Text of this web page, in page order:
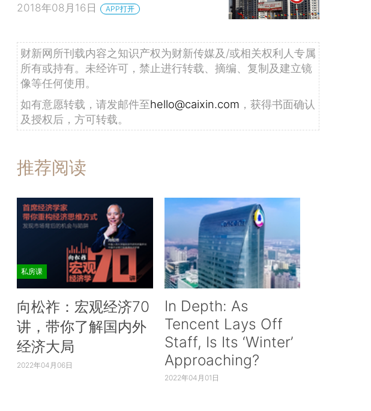
2018年08月16日 APP打开
财新网所刊载内容之知识产权为财新传媒及/或相关权利人专属
所有或持有。未经许可，禁止进行转载、摘编、复制及建立镜
像等任何使用。
如有意愿转载，请发邮件至hello@caixin.com ，获得书面确认
及授权后，方可转载。
推荐阅读
私房课
向松祚：宏观经济70
讲，带你了解国内外
经济大局
2022年04月06日
In Depth: As
Tencent Lays Off
Staff, Is Its ‘Winter’
Approaching?
2022年04月01日